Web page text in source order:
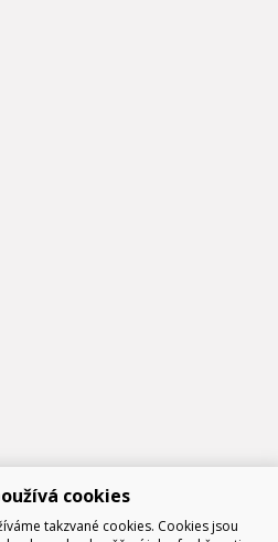
cookies
takzvané cookies. Cookies jsou